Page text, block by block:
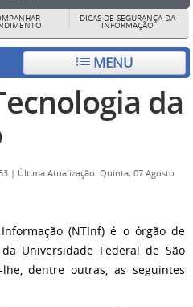
DICAS DE SEGURANÇA DA
INFORMAÇÃO
MENU
da
| Última Atualização: Quinta, 07 Agosto
(NTInf) é o órgão de
Universidade Federal de São
lhe, dentre outras, as seguintes